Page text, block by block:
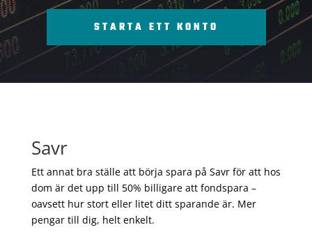
STARTA ETT KONTO
Savr
Ett annat bra ställe att börja spara på Savr för att hos
dom är det upp till 50% billigare att fondspara –
oavsett hur stort eller litet ditt sparande är. Mer
pengar till dig, helt enkelt.